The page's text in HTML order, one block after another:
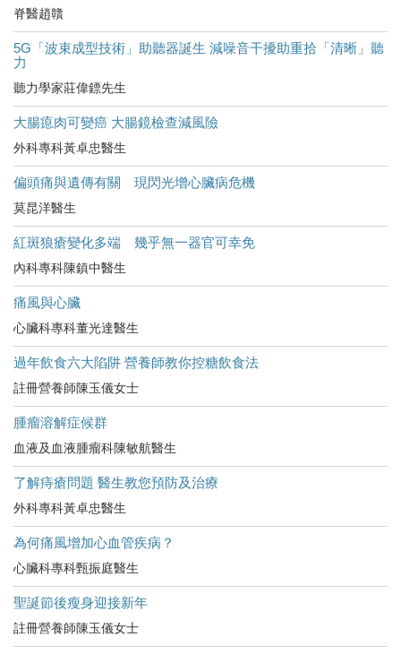
脊醫趙贛
5G「波束成型技術」助聽器誕生 減噪音干擾助重拾「清晰」聽
力
聽力學家莊偉鏢先生
大腸瘜肉可變癌 大腸鏡檢查減風險
外科專科黃卓忠醫生
偏頭痛與遺傳有關 現閃光增心臟病危機
莫昆洋醫生
紅斑狼瘡變化多端 幾乎無一器官可幸免
內科專科陳鎮中醫生
痛風與心臟
心臟科專科董光達醫生
過年飲食六大陷阱 營養師教你控糖飲食法
註冊營養師陳玉儀女士
腫瘤溶解症候群
血液及血液腫瘤科陳敏航醫生
了解痔瘡問題 醫生教您預防及治療
外科專科黃卓忠醫生
為何痛風增加心血管疾病？
心臟科專科甄振庭醫生
聖誕節後瘦身迎接新年
註冊營養師陳玉儀女士